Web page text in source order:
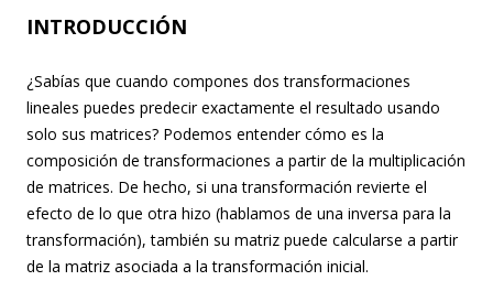
INTRODUCCIÓN
¿Sabías que cuando compones dos transformaciones
lineales puedes predecir exactamente el resultado usando
solo sus matrices? Podemos entender cómo es la
composición de transformaciones a partir de la multiplicación
de matrices. De hecho, si una transformación revierte el
efecto de lo que otra hizo (hablamos de una inversa para la
transformación), también su matriz puede calcularse a partir
de la matriz asociada a la transformación inicial.